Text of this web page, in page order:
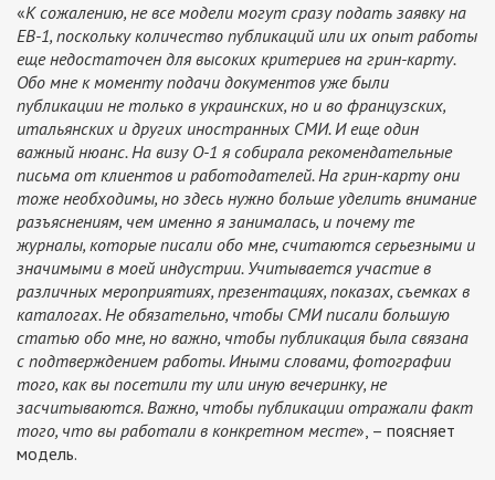
«К сожалению, не все модели могут сразу подать заявку на
ЕВ-1, поскольку количество публикаций или их опыт работы
еще недостаточен для высоких критериев на грин-карту.
Обо мне к моменту подачи документов уже были
публикации не только в украинских, но и во французских,
итальянских и других иностранных СМИ. И еще один
важный нюанс. На визу О-1 я собирала рекомендательные
письма от клиентов и работодателей. На грин-карту они
тоже необходимы, но здесь нужно больше уделить внимание
разъяснениям, чем именно я занималась, и почему те
журналы, которые писали обо мне, считаются серьезными и
значимыми в моей индустрии. Учитывается участие в
различных мероприятиях, презентациях, показах, съемках в
каталогах. Не обязательно, чтобы СМИ писали большую
статью обо мне, но важно, чтобы публикация была связана
с подтверждением работы. Иными словами, фотографии
того, как вы посетили ту или иную вечеринку, не
засчитываются. Важно, чтобы публикации отражали факт
того, что вы работали в конкретном месте», – поясняет
модель.